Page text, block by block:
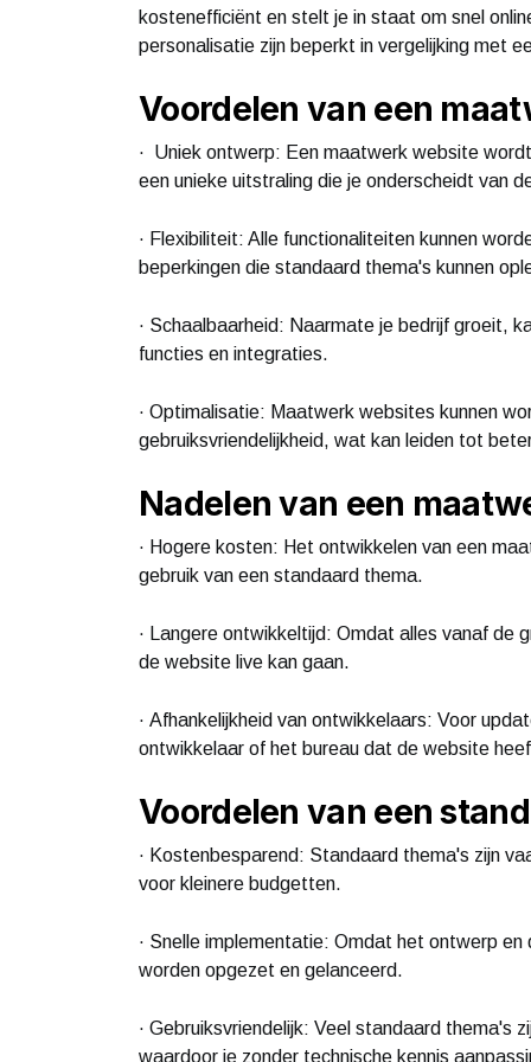
kostenefficiënt en stelt je in staat om snel
personalisatie zijn beperkt in vergelijking met
Voordelen van een
· Uniek ontwerp: Een maatwerk website
een unieke uitstraling die je onderscheidt van
· Flexibiliteit: Alle functionaliteiten kunnen
beperkingen die standaard thema's kunnen
· Schaalbaarheid: Naarmate je bedrijf groeit,
functies en integraties.
· Optimalisatie: Maatwerk websites kunnen
gebruiksvriendelijkheid, wat kan leiden tot
Nadelen van een
· Hogere kosten: Het ontwikkelen van een
gebruik van een standaard thema.
· Langere ontwikkeltijd: Omdat alles vanaf de
de website live kan gaan.
· Afhankelijkheid van ontwikkelaars: Voor
ontwikkelaar of het bureau dat de website
Voordelen van een
· Kostenbesparend: Standaard thema's zijn
voor kleinere budgetten.
· Snelle implementatie: Omdat het ontwerp
worden opgezet en gelanceerd.
· Gebruiksvriendelijk: Veel standaard thema's
waardoor je zonder technische kennis